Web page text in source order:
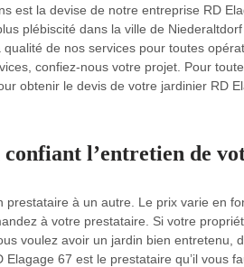
est la devise de notre entreprise RD
plébiscité dans la ville de
de nos services pour toutes
confiez-nous votre projet. Pour
obtenir le devis de votre jardinier RD
confiant l’entretien de
prestataire à un autre. Le prix varie en
à votre prestataire. Si votre
voulez avoir un jardin bien entretenu,
67 est le prestataire qu’il vous